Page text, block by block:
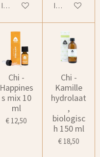
In winkelwagen In
Chi -
Happines
s mix 10
ml
€ 12,50
Chi -
Kamille
hydrolaat
,
biologisc
h 150 ml
€ 18,50